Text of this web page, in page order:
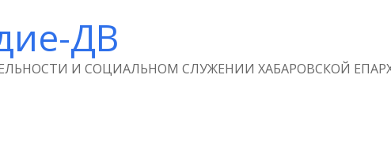
ДВ
И СОЦИАЛЬНОМ СЛУЖЕНИИ ХАБАРОВСКОЙ